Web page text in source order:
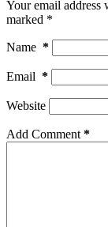
Your email address
marked *
Name *
Email *
Website
Add Comment *